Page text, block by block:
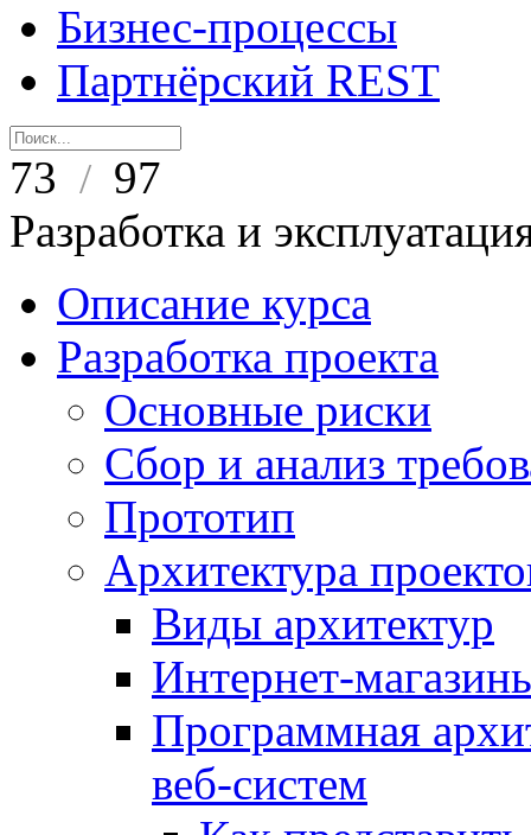
Бизнес-процессы
Партнёрский REST
73 / 97
Разработка и
Описание курса
Разработка проекта
Основные риски
Сбор и анализ
Прототип
Архитектура
Виды архитектур
Интернет-
Программная
веб-систем